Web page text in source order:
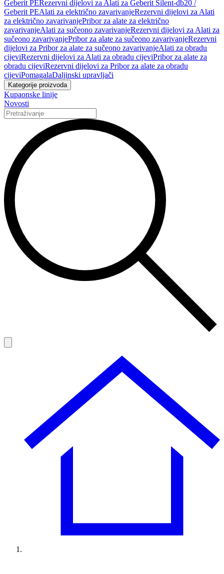
Geberit PERezervni dijelovi za Alati za Geberit Silent-db20 /
Geberit PEAlati za električno zavarivanjeRezervni dijelovi za Alati
za električno zavarivanjePribor za alate za električno
zavarivanjeAlati za sučeono zavarivanjeRezervni dijelovi za Alati za
sučeono zavarivanjePribor za alate za sučeono zavarivanjeRezervni
dijelovi za Pribor za alate za sučeono zavarivanjeAlati za obradu
cijeviRezervni dijelovi za Alati za obradu cijeviPribor za alate za
obradu cijeviRezervni dijelovi za Pribor za alate za obradu
cijeviPomagalaDaljinski upravljači
Kategorije proizvoda
Kupaonske linije
Novosti